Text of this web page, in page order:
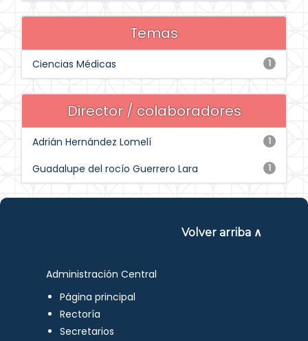
Temas
1
Ciencias Médicas
Director / colaboradores
1
Adrián Hernández Lomelí
1
Guadalupe del rocío Guerrero Lara
Volver arriba ∧
Administración Central
Página principal
Rectoría
Secretarios